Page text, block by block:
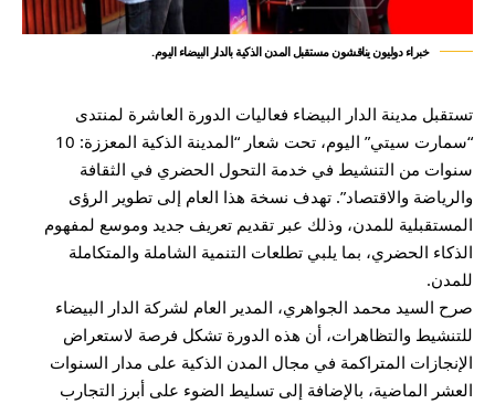
خبراء دوليون يناقشون مستقبل المدن الذكية بالدار البيضاء اليوم.
تستقبل مدينة الدار البيضاء فعاليات الدورة العاشرة لمنتدى
“سمارت سيتي” اليوم، تحت شعار “المدينة الذكية المعززة: 10
سنوات من التنشيط في خدمة التحول الحضري في الثقافة
والرياضة والاقتصاد”. تهدف نسخة هذا العام إلى تطوير الرؤى
المستقبلية للمدن، وذلك عبر تقديم تعريف جديد وموسع لمفهوم
الذكاء الحضري، بما يلبي تطلعات التنمية الشاملة والمتكاملة
للمدن.
صرح السيد محمد الجواهري، المدير العام لشركة الدار البيضاء
للتنشيط والتظاهرات، أن هذه الدورة تشكل فرصة لاستعراض
الإنجازات المتراكمة في مجال المدن الذكية على مدار السنوات
العشر الماضية، بالإضافة إلى تسليط الضوء على أبرز التجارب